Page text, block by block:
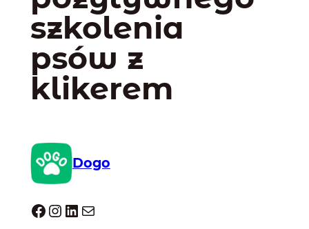
szkolenia
psów z
klikerem
Dogo
Dogo facebook InstagramLinkedIn Mail